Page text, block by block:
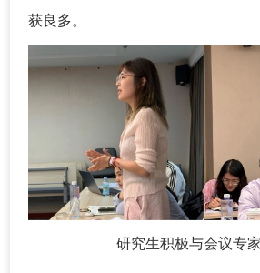
获良多。
研究生积极与会议专